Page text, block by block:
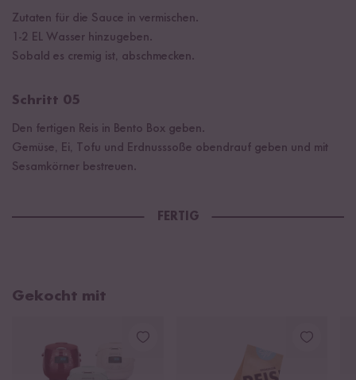
Zutaten für die Sauce in vermischen.
1-2 EL Wasser hinzugeben.
Sobald es cremig ist, abschmecken.
Schritt 05
Den fertigen Reis in Bento Box geben.
Gemüse, Ei, Tofu und Erdnusssoße obendrauf geben und mit
Sesamkörner bestreuen.
FERTIG
Gekocht mit